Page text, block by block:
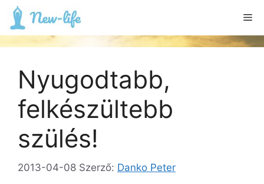
Kilépés
tartalomba
Nyugodtabb,
felkészültebb
szülés!
2013-04-08 Szerző: Danko Peter